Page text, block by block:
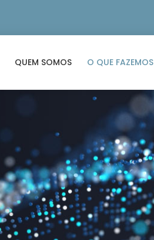
QUEM SOMOS O QUE FAZEMOS